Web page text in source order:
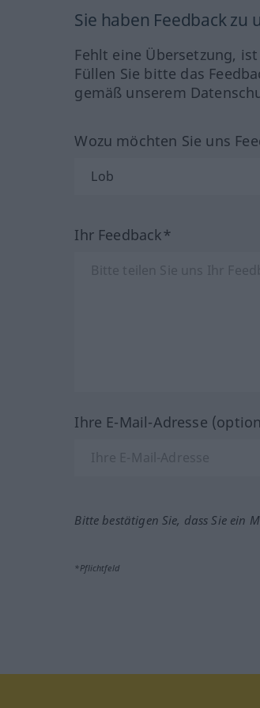
Sie haben Feedback
Fehlt eine Übersetzung,
Füllen Sie bitte das
gemäß unserem
Wozu möchten Sie uns
Ihr Feedback*
Ihre E-Mail-Adresse
Bitte bestätigen Sie, dass Sie ein
*Pflichtfeld